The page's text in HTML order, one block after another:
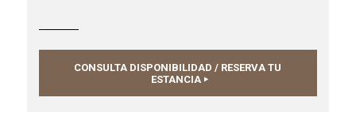
CONSULTA DISPONIBILIDAD / RESERVA TU
ESTANCIA